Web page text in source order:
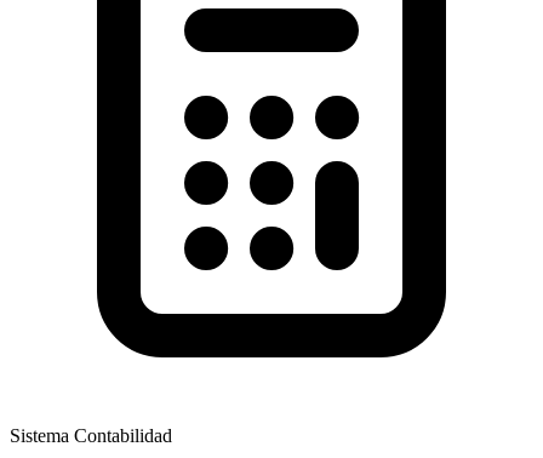
Sistema Contabilidad